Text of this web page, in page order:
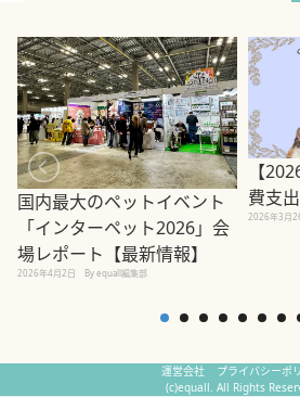
国内最大のペットイベント
「インターペット2026」会
場レポート【最新情報】
2026年4月2日 By equall編集部
【
費支
2026年3月
運営会社
プライバシーポ
(c)equall. All Rights